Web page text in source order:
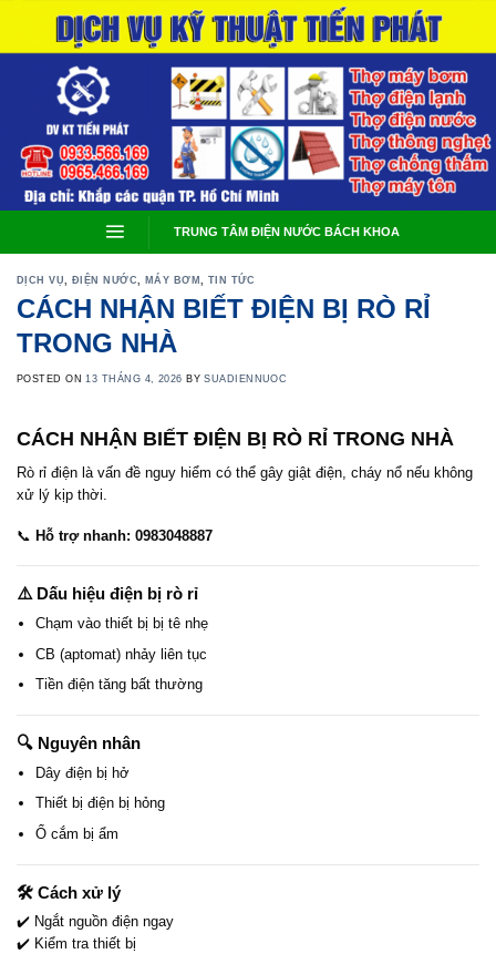
content
TRUNG TÂM ĐIỆN NƯỚC BÁCH KHOA
DỊCH VỤ,ĐIỆN NƯỚC, MÁY BƠM,TIN TỨC
CÁCH NHẬN BIẾT ĐIỆN BỊ RÒ RỈ
TRONG NHÀ
POSTED ON 13 THÁNG 4, 2026 BYSUADIENNUOC
CÁCH NHẬN BIẾT ĐIỆN BỊ RÒ RỈ TRONG NHÀ
Rò rỉ điện là vấn đề nguy hiểm có thể gây giật điện, cháy nổ nếu không
xử lý kịp thời.
📞 Hỗ trợ nhanh: 0983048887
⚠️ Dấu hiệu điện bị rò rỉ
Chạm vào thiết bị bị tê nhẹ
CB (aptomat) nhảy liên tục
Tiền điện tăng bất thường
🔍 Nguyên nhân
Dây điện bị hở
Thiết bị điện bị hỏng
Ổ cắm bị ẩm
🛠️ Cách xử lý
✔️ Ngắt nguồn điện ngay
✔️ Kiểm tra thiết bị